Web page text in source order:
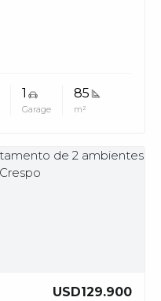
1
Garage
85
m²
USD129.900